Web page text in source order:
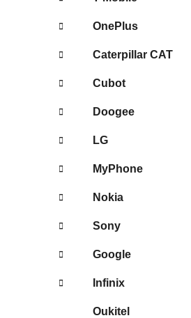
OnePlus
Caterpillar CAT
Cubot
Doogee
LG
MyPhone
Nokia
Sony
Google
Infinix
Oukitel